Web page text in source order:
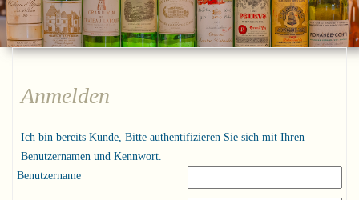
Anmelden
Ich bin bereits Kunde, Bitte authentifizieren Sie sich mit Ihren
Benutzernamen und Kennwort.
Benutzername